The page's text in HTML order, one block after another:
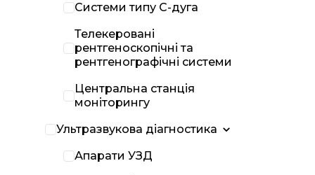
Системи типу С-дуга
Телекеровані
рентгеноскопічні та
рентгенографічні системи
Центральна станція
моніторингу
Ультразвукова діагностика
Апарати УЗД